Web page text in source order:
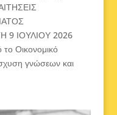
ΙΟΥΛΙΟΥ 2026
Οικονομικό
γνώσεων και